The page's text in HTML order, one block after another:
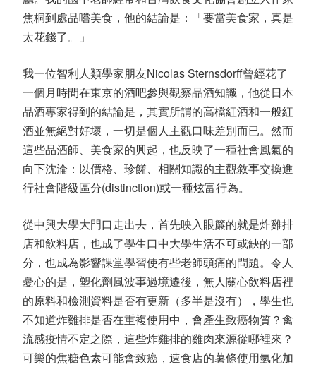
焦桐到處品嚐美食，他的結論是：「要當美食家，真是
太花錢了。」
我一位智利人類學家朋友Nicolas Sternsdorff曾經花了
一個月時間在東京的酒吧參與觀察品酒知識，他從日本
品酒專家得到的結論是，其實所謂的高檔紅酒和一般紅
酒並無絕對好壞，一切是個人主觀口味差別而已。然而
這些品酒師、美食家的興起，也反映了一種社會風氣的
向下沈淪：以價格、珍饈、相關知識的主觀敘事交換進
行社會階級區分(distinction)或一種炫富行為。
從中興大學大門口走出去，首先映入眼簾的就是炸雞排
店和飲料店，也成了學生口中大學生活不可或缺的一部
分，也成為影響課堂學習使有些老師頭痛的問題。令人
憂心的是，塑化劑風波事過境遷後，無人關心飲料店裡
的原料和檢測資料是否有更新（多半是沒有），學生也
不知道炸雞排是否在重複使用中，會產生致癌物質？禽
流感疫情不定之際，這些炸雞排的雞肉來源從哪裡來？
可樂的焦糖色素可能會致癌，速食店的薯條使用氫化加